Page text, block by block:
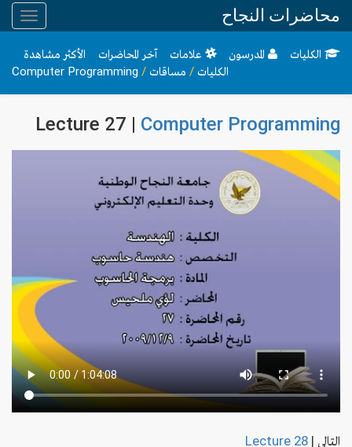
محاضرات النجاح
الكليات المدرسون علامات آخر المحاضرات
الأكثر مشاهدة
الكليات / مساقات /
Computer Programming
Lecture 27 | Computer Programming
التالي |
Lecture 28